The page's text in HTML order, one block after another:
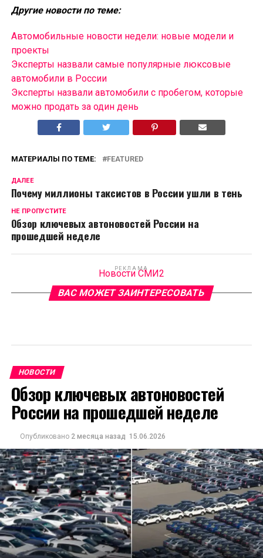
Другие новости по теме:
Автомобильные новости недели: новые модели и
проекты
Эксперты назвали самые популярные люксовые
автомобили в России
Эксперты назвали автомобили с пробегом, которые
можно продать за один день
МАТЕРИАЛЫ ПО ТЕМЕ: FEATURED
ДАЛЕЕ
Почему миллионы таксистов в России ушли в тень
НЕ ПРОПУСТИТЕ
Обзор ключевых автоновостей России на
прошедшей неделе
РЕКЛАМА
Новости СМИ2
ВАС МОЖЕТ ЗАИНТЕРЕСОВАТЬ
НОВОСТИ
Обзор ключевых автоновостей
России на прошедшей неделе
Опубликовано 2 месяца назад 15.06.2026